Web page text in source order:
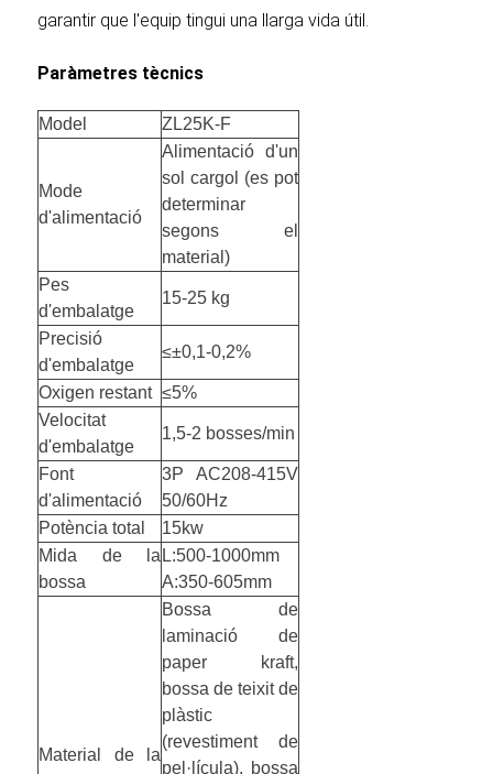
garantir que l'equip tingui una llarga vida útil.
Paràmetres tècnics
Model ZL25K-F
Mode
d'alimentació
Alimentació d'un
sol cargol (es pot
determinar
segons el
material)
Pes
d'embalatge
15-25 kg
Precisió
d'embalatge
≤±0,1-0,2%
Oxigen restant ≤5%
Velocitat
d'embalatge
1,5-2 bosses/min
Font
d'alimentació
3P AC208-415V
50/60Hz
Potència total
15kw
Mida de la
bossa
L:500-1000mm
A:350-605mm
Material de la
Bossa de
laminació de
paper kraft,
bossa de teixit de
plàstic
(revestiment de
pel·lícula), bossa